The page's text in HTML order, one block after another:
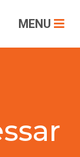
MENU